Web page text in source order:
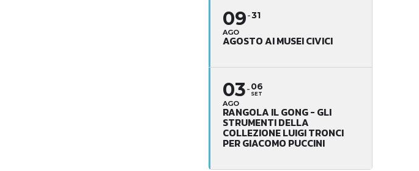
09
AGO
31
AGOSTO AI MUSEI CIVICI
03
AGO
06
SET
RANGOLA IL GONG - GLI
STRUMENTI DELLA
COLLEZIONE LUIGI TRONCI
PER GIACOMO PUCCINI